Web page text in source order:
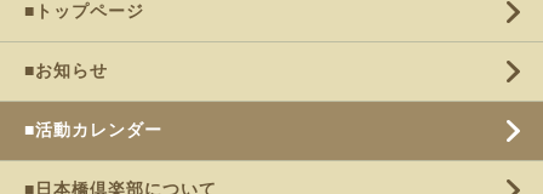
■トップページ
■お知らせ
■活動カレンダー
■日本橋倶楽部について